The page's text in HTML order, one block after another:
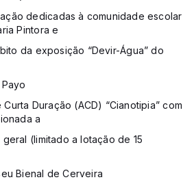
dedicadas à comunidade escolar
Pintora e
da exposição “Devir-Água” do
Duração (ACD) “Cianotipia” com
a
(limitado a lotação de 15
Bienal de Cerveira